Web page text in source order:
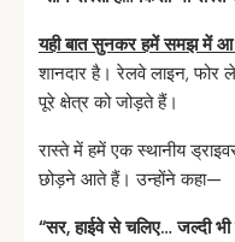
यही बात सुनकर हमें समझ में
शानदार है। रेलवे लाइन, फोर
पूरे क्षेत्र को जोड़ते हैं।
रास्ते में हमें एक स्थानीय
छोड़ने आते हैं। उन्होंने कहा—
“सर,हाईवेसेचलिए…जल्दीभी